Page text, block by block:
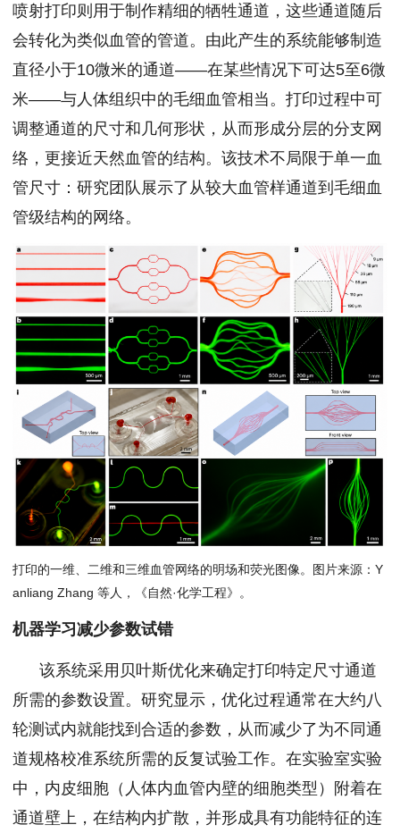
喷射打印则用于制作精细的牺牲通道，这些通道随后
会转化为类似血管的管道。由此产生的系统能够制造
直径小于10微米的通道——在某些情况下可达5至6微
米——与人体组织中的毛细血管相当。打印过程中可
调整通道的尺寸和几何形状，从而形成分层的分支网
络，更接近天然血管的结构。该技术不局限于单一血
管尺寸：研究团队展示了从较大血管样通道到毛细血
管级结构的网络。
打印的一维、二维和三维血管网络的明场和荧光图像。图片来源：Y
anliang Zhang 等人，《自然·化学工程》。
机器学习减少参数试错
该系统采用贝叶斯优化来确定打印特定尺寸通道
所需的参数设置。研究显示，优化过程通常在大约八
轮测试内就能找到合适的参数，从而减少了为不同通
道规格校准系统所需的反复试验工作。在实验室实验
中，内皮细胞（人体内血管内壁的细胞类型）附着在
通道壁上，在结构内扩散，并形成具有功能特征的连